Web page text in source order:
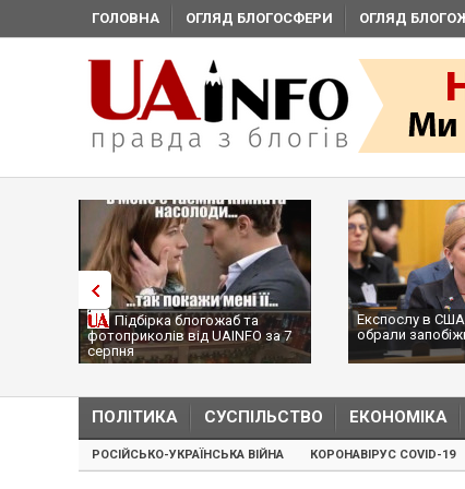
ГОЛОВНА ОГЛЯД БЛОГОСФЕРИ ОГЛЯД
Підбірка блогожаб та
фотоприколів від UAINFO за 7
серпня
Експослу в США
обрали
ПОЛІТИКА СУСПІЛЬСТВО ЕКОНОМІКА
РОСІЙСЬКО-УКРАЇНСЬКА ВІЙНА КОРОНАВІРУС COVID-19